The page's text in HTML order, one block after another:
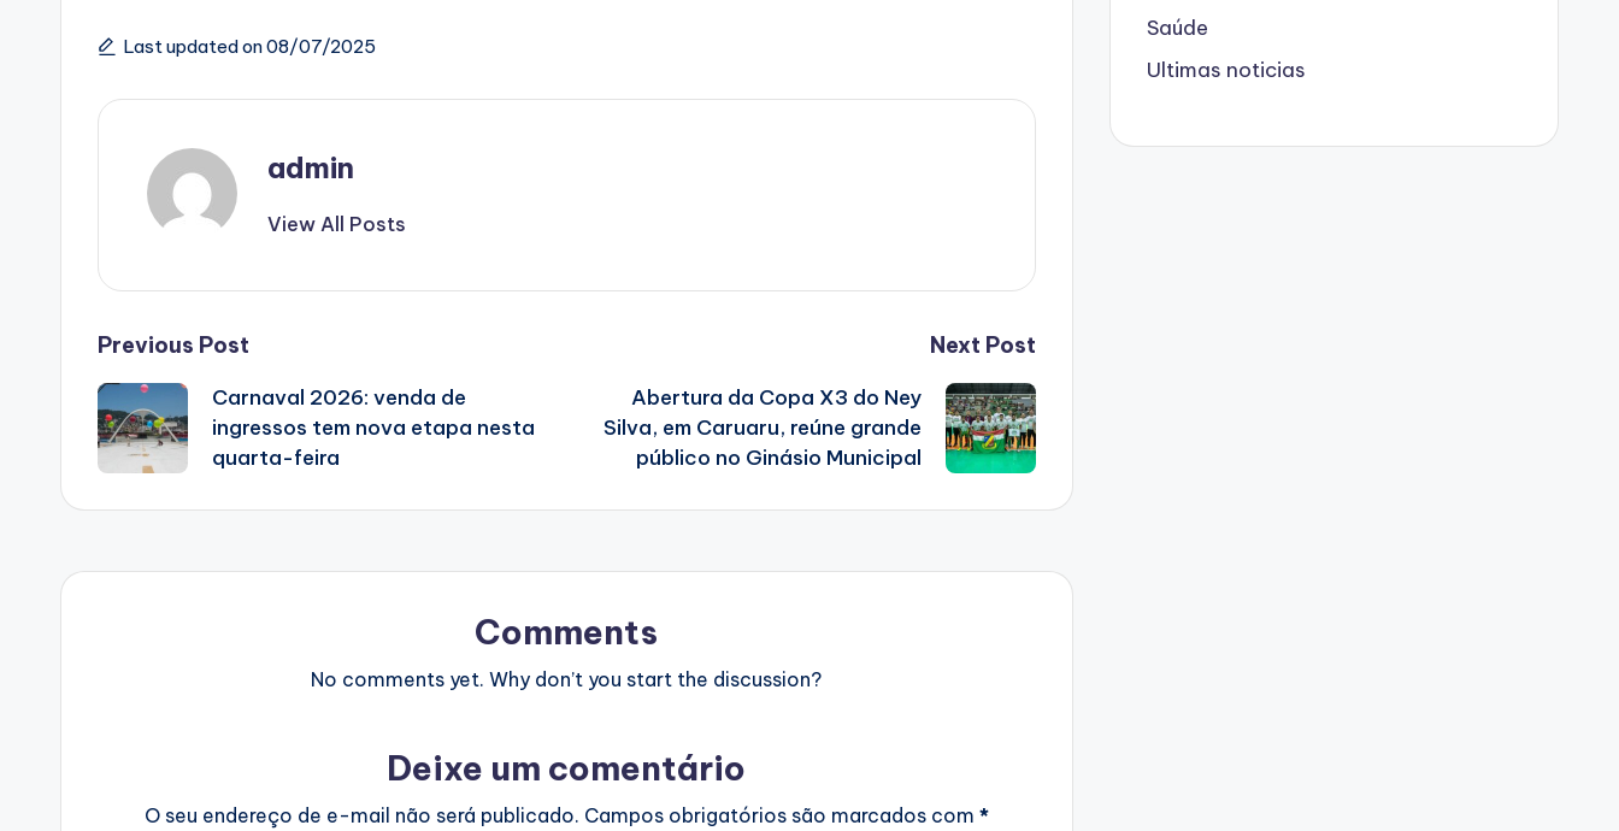
Last updated on 08/07/2025
admin
View All Posts
Post
navigation
Previous Post
Carnaval 2026: venda de
ingressos tem nova etapa nesta
quarta-feira
Next Post
Abertura da Copa X3 do Ney
Silva, em Caruaru, reúne grande
público no Ginásio Municipal
Comments
No comments yet. Why don’t you start the discussion?
Deixe um comentário
O seu endereço de e-mail não será publicado. Campos obrigatórios são marcados com *
Saúde
Ultimas noticias